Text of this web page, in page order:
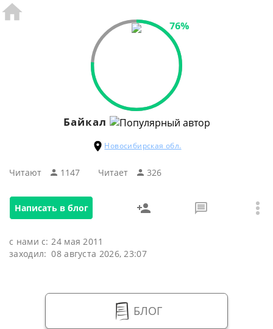
76%
Байкал
Новосибирская обл.
Читают 1147 Читаeт 326
Написать в блог
с нами с: 24 мая 2011
заходил: 08 августа 2026, 23:07
БЛОГ